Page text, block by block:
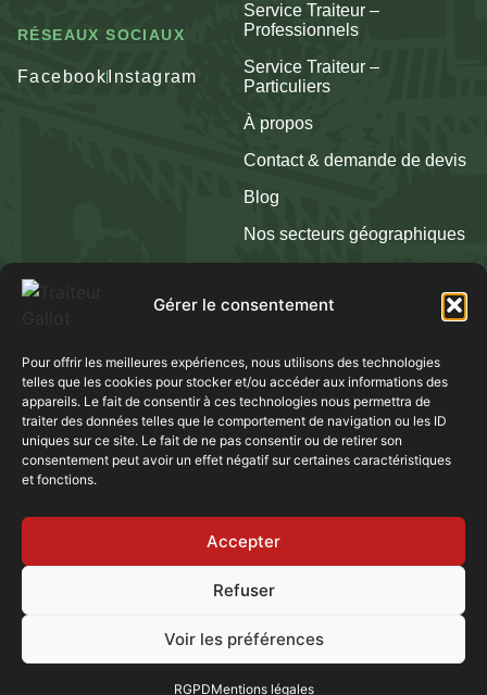
Gérer le consentement
Pour offrir les meilleures expériences, nous utilisons des technologies
telles que les cookies pour stocker et/ou accéder aux informations des
appareils. Le fait de consentir à ces technologies nous permettra de
traiter des données telles que le comportement de navigation ou les ID
uniques sur ce site. Le fait de ne pas consentir ou de retirer son
consentement peut avoir un effet négatif sur certaines caractéristiques
et fonctions.
Accepter
Refuser
Voir les préférences
RGPDMentions légales
RÉSEAUX SOCIAUX
Facebook Instagram
Service Traiteur –
Professionnels
Service Traiteur –
Particuliers
À propos
Contact & demande de devis
Blog
Nos secteurs géographiques
D’INTERVENTION
Domaines :
Domaine de Montfriol (69) | Domaine des Hirondelles
(69) | Domaine des Oliviers (69) | Domaine des Tuileries (69) |
Domaine de la Genetière (69) | Domaine de Tourieux (69) |
Domaine de Lamartine (71) | Domaine Morgon La Javenière
Mentions légales